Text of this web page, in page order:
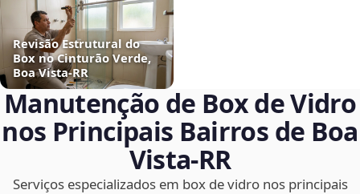
Revisão Estrutural do
Box no Cinturão Verde,
Boa Vista‑RR
Manutenção de Box de Vidro
nos Principais Bairros de Boa
Vista‑RR
Serviços especializados em box de vidro nos principais